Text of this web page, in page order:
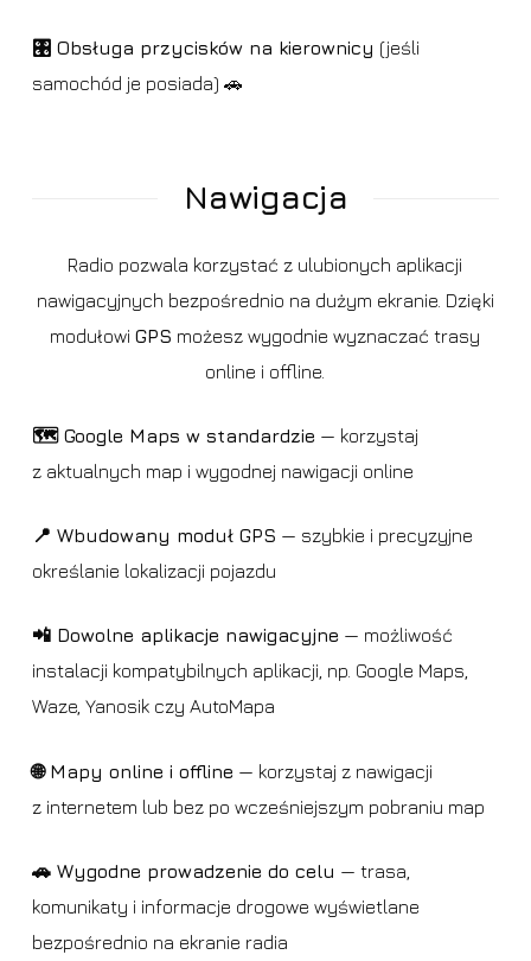
🎛️ Obsługa przycisków na kierownicy (jeśli
samochód je posiada) 🚗
Nawigacja
Radio pozwala korzystać z ulubionych aplikacji
nawigacyjnych bezpośrednio na dużym ekranie. Dzięki
modułowiGPS możesz wygodnie wyznaczać trasy
online i offline.
🗺️ Google Maps w standardzie — korzystaj
z aktualnych map i wygodnej nawigacji online
📍 Wbudowany moduł GPS — szybkie i precyzyjne
określanie lokalizacji pojazdu
📲 Dowolne aplikacje nawigacyjne — możliwość
instalacji kompatybilnych aplikacji, np. Google Maps,
Waze, Yanosik czy AutoMapa
🌐 Mapy online i offline — korzystaj z nawigacji
z internetem lub bez po wcześniejszym pobraniu map
🚗 Wygodne prowadzenie do celu — trasa,
komunikaty i informacje drogowe wyświetlane
bezpośrednio na ekranie radia